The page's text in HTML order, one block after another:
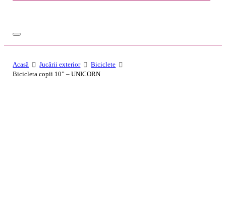
Acasă Jucării exterior
Biciclete
Bicicleta copii 10” – UNICORN